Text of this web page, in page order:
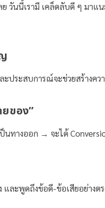
วันนี้เรามี เคล็ดลับดี ๆ มาแ
ะประสบการณ์จะช่วยสร้างคว
ของ”
นทางออก → จะได้
และพูดถึงข้อดี-ข้อเสียอย่างตร